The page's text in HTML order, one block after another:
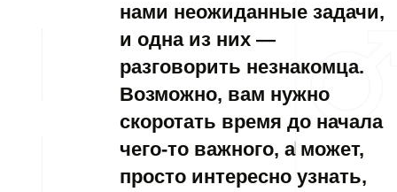
нами неожиданные задачи,
и одна из них —
разговорить незнакомца.
Возможно, вам нужно
скоротать время до начала
чего-то важного, а может,
просто интересно узнать,